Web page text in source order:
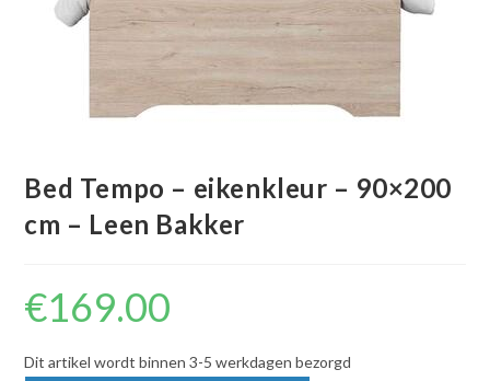
Bed Tempo – eikenkleur – 90×200
cm – Leen Bakker
€169.00
Dit artikel wordt binnen 3-5 werkdagen bezorgd